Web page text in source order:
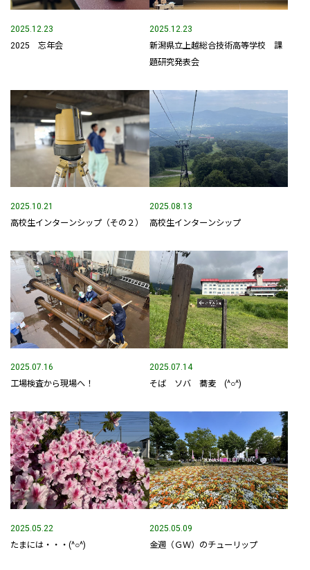
2025.12.23
2025 忘年会
2025.12.23
新潟県立上越総合技術高等学校 課
題研究発表会
2025.10.21
高校生インターンシップ（その２）
2025.08.13
高校生インターンシップ
2025.07.16
工場検査から現場へ！
2025.07.14
そば ソバ 蕎麦 (^○^)
2025.05.22
たまには・・・(^○^)
2025.05.09
金週（ＧＷ）のチューリップ
一般採用 アグリ事業部
お問い合わせ